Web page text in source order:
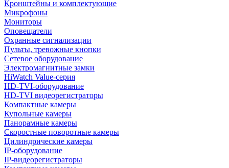
Кронштейны и комплектующие
Микрофоны
Мониторы
Оповещатели
Охранные сигнализации
Пульты, тревожные кнопки
Сетевое оборудование
Электромагнитные замки
HiWatch Value-серия
HD-TVI-оборудование
HD-TVI видеорегистраторы
Компактные камеры
Купольные камеры
Панорамные камеры
Скоростные поворотные камеры
Цилиндрические камеры
IP-оборудование
IP-видеорегистраторы